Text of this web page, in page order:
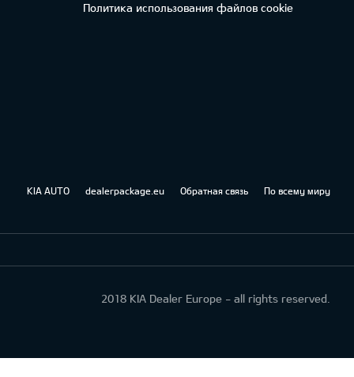
Политика использования файлов cookie
KIA AUTO dealerpackage.eu Обратная связь По всему миру
2018 KIA Dealer Europe - all rights reserved.